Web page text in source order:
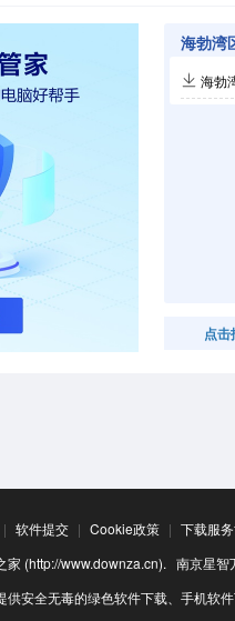
点击
| 软件提交 | Cookie政策 | 下载服
(http://www.downza.cn). 南京星智
安全无毒的绿色软件下载、手机软